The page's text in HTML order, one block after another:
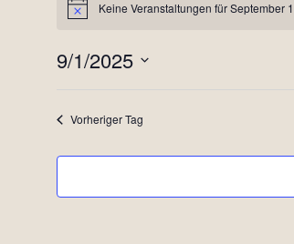
September
1,
2025
HinweisKeine Veranstaltungen für September
9/1/2025
Vorheriger Tag